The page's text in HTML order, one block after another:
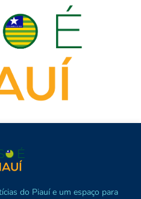
do Piauí e um espaço para